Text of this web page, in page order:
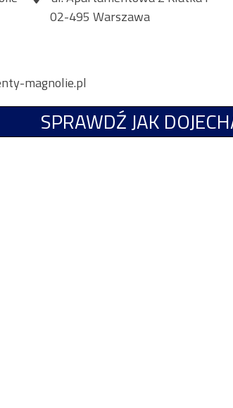
02-495 Warszawa
magnolie.pl
SPRAWDŹ JAK